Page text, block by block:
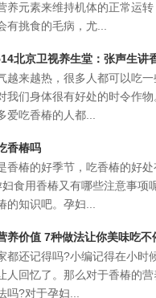
养元素来维持机体的正常运
有挑食的毛病，尤...
北京卫视养生堂：张声生讲
越来越热，很多人都可以吃
我们身体很有好处的时令作
爱吃香椿的人都...
香椿吗
香椿的好季节，吃香椿的好
食用香椿又有哪些注意事项
的知识吧。孕妇...
养价值 7种做法让你美味吃不
都还记得吗?小编记得在小时
人回忆了。那么对于香椿的
吗?对于孕妇...